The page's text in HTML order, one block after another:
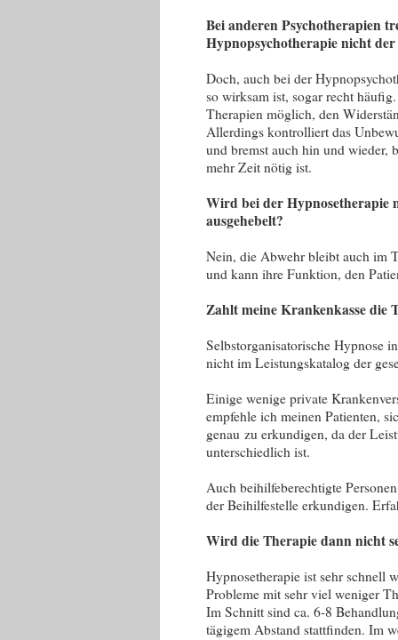
Bei anderen Psychotherapien
Hypnopsychotherapie nicht
Doch, auch bei der
so wirksam ist, sogar recht
Therapien möglich, den
Allerdings kontrolliert das
und bremst auch hin und wieder,
mehr Zeit nötig ist.
Wird bei der Hypnosetherapie
ausgehebelt?
Nein, die Abwehr bleibt auch im
und kann ihre Funktion, den
Zahlt meine Krankenkasse die
Selbstorganisatorische Hypnose
nicht im Leistungskatalog der
Einige wenige private
empfehle ich meinen Patienten,
genau zu erkundigen, da der
unterschiedlich ist.
Auch beihilfeberechtigte
der Beihilfestelle erkundigen.
Wird die Therapie dann nicht
Hypnosetherapie ist sehr schnell
Probleme mit sehr viel weniger
Im Schnitt sind ca. 6-8
tägigem Abstand stattfinden. Im